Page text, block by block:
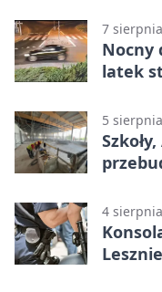
7
Nocny
latek
5
4